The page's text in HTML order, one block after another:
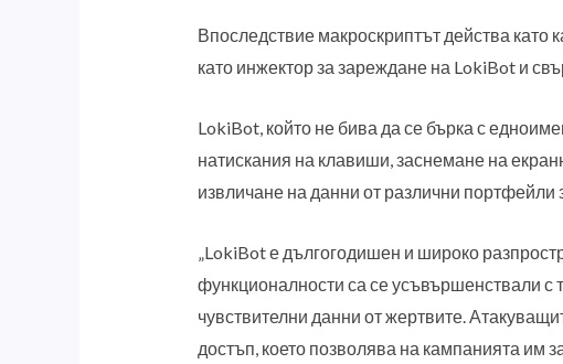
Впоследствие макроскриптът действа като
като инжектор за зареждане на LokiBot и
LokiBot, който не бива да се бърка с
натискания на клавиши, заснемане на
извличане на данни от различни портфейли
„LokiBot е дългогодишен и широко
функционалности са се усъвършенствали с
чувствителни данни от жертвите.
достъп, което позволява на кампанията им